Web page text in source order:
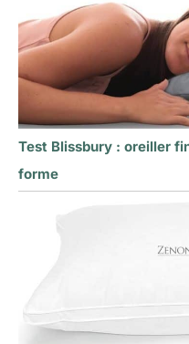
Test Blissbury : oreiller
forme